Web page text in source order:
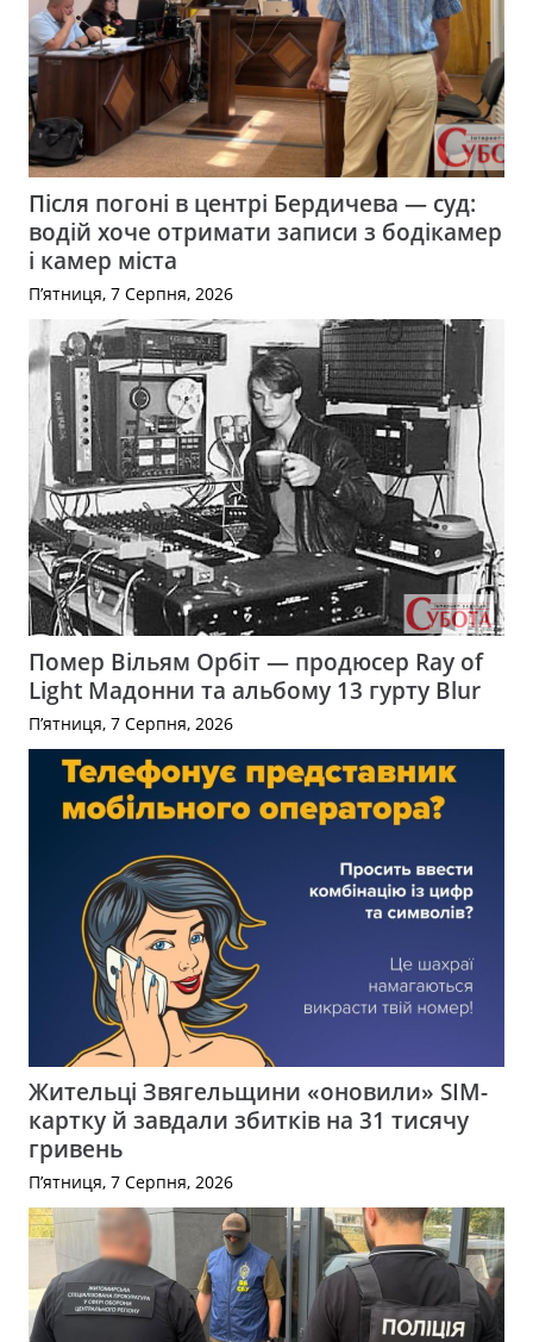
Після погоні в центрі Бердичева — суд:
водій хоче отримати записи з бодікамер
і камер міста
П’ятниця, 7 Серпня, 2026
Помер Вільям Орбіт — продюсер Ray of
Light Мадонни та альбому 13 гурту Blur
П’ятниця, 7 Серпня, 2026
Жительці Звягельщини «оновили» SIM-
картку й завдали збитків на 31 тисячу
гривень
П’ятниця, 7 Серпня, 2026